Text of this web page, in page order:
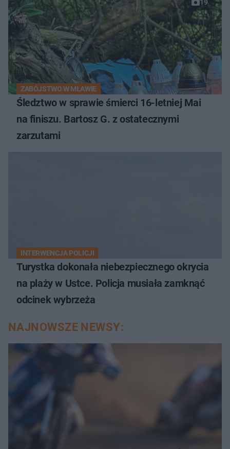
19
ZABÓJSTWO W MŁAWIE
Śledztwo w sprawie śmierci 16-letniej Mai
na finiszu. Bartosz G. z ostatecznymi
zarzutami
INTERWENCJA POLICJI
Turystka dokonała niebezpiecznego okrycia
na plaży w Ustce. Policja musiała zamknąć
odcinek wybrzeża
NAJNOWSZE NEWSY: